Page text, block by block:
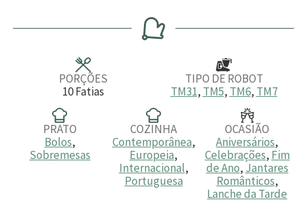
u
n
u
t
u
PORÇÕES
10Fatias
TIPO DE ROBOT
TM31, TM5, TM6, TM7
PRATO
Bolos,
Sobremesas
COZINHA
Contemporânea,
Europeia,
Internacional,
Portuguesa
OCASIÃO
Aniversários,
Celebrações, Fim
de Ano, Jantares
Românticos,
Lanche da Tarde